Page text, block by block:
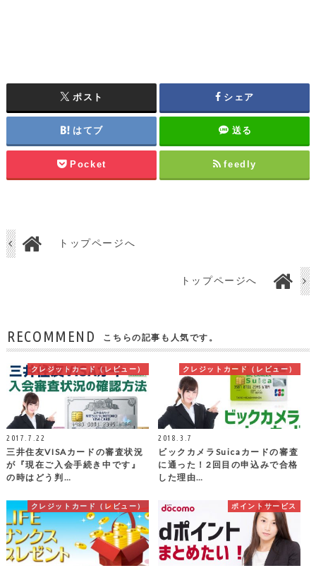
ポスト シェア
はてブ 送る
Pocket feedly
トップページへ
トップページへ
RECOMMEND こちらの記事も人気です。
クレジットカード（レビュー）
2017.7.22
三井住友VISAカードの審査状況
が『現在ご入会手続き中です』
の時はどう判…
クレジットカード（レビュー）
2018.3.7
ビックカメラSuicaカードの審査
に通った！2回目の申込みで合格
した理由…
クレジットカード（レビュー） ポイントサービス